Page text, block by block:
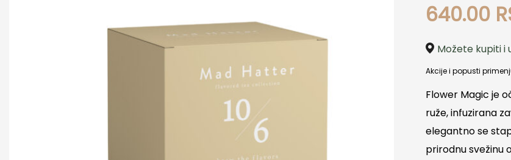
640.00
Možete kupiti i
Akcije i popusti
Flower Magic je
ruže, infuzirana
elegantno se
prirodnu svežinu